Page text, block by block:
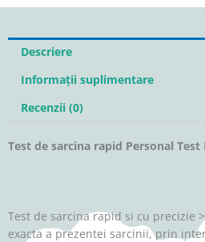
Solution
test/cutie
Descriere
Informații suplimentare
Recenzii (0)
Test de sarcina rapid Personal
Test de sarcina rapid si cu precizie
exacta a prezentei sarcinii, prin